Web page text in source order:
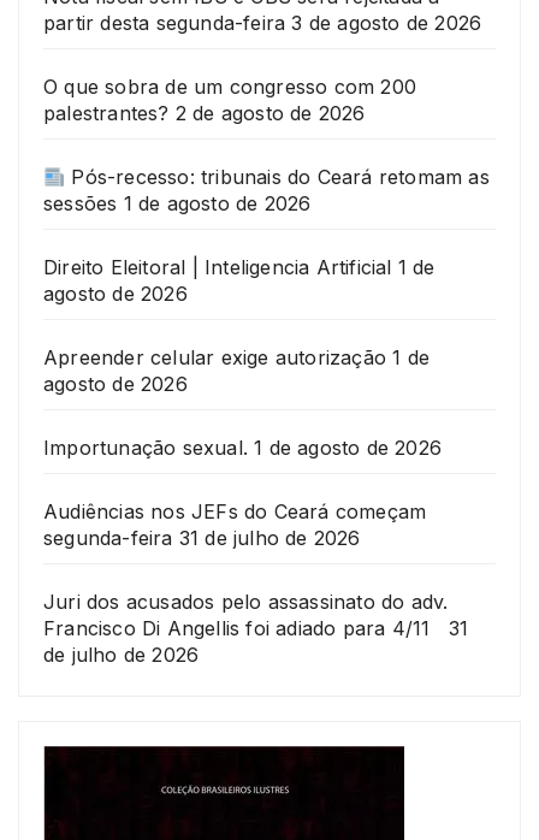
partir desta segunda-feira 3 de agosto de 2026
O que sobra de um congresso com 200
palestrantes? 2 de agosto de 2026
Pós-recesso: tribunais do Ceará retomam as
sessões 1 de agosto de 2026
Direito Eleitoral | Inteligencia Artificial 1 de
agosto de 2026
Apreender celular exige autorização 1 de
agosto de 2026
Importunação sexual. 1 de agosto de 2026
Audiências nos JEFs do Ceará começam
segunda-feira 31 de julho de 2026
Juri dos acusados pelo assassinato do adv.
Francisco Di Angellis foi adiado para 4/11
31
de julho de 2026